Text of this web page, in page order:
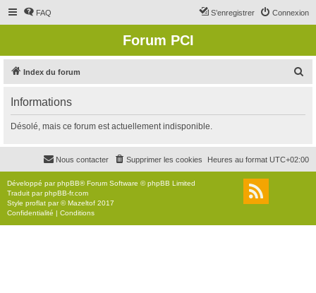
FAQ Connexion
S’enregistrer
Forum PCI
Index du forum
r
c
r
Informations
Désolé, mais ce forum est actuellement indisponible.
Heures au format UTC+02:00
Supprimer les cookies
Nous contacter
Développé parphpBB® Forum Software © phpBB Limited
Traduit parphpBB-fr.com
Style proflat par ©Mazeltof 2017
Confidentialité | Conditions